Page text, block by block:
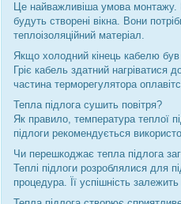
Це найважливіша умова монтажу.
будуть створені вікна. Вони
теплоізоляційний матеріал.
Якщо холодний кінець кабелю
Гріє кабель здатний нагріватися
частина терморегулятора
Тепла підлога сушить повітря?
Як правило, температура теплої
підлоги рекомендується
Чи перешкоджає тепла підлога
Теплі підлоги розроблялися для
процедура. Її успішність